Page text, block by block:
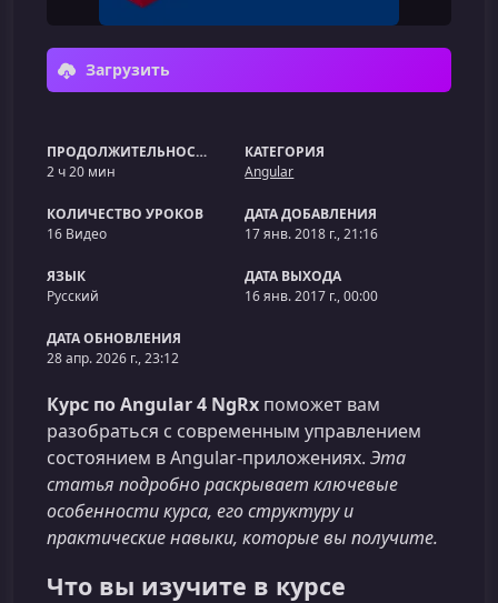
Загрузить
ПРОДОЛЖИТЕЛЬНОСТЬ
2 ч 20 мин
КАТЕГОРИЯ
Angular
КОЛИЧЕСТВО УРОКОВ
16 Видео
ДАТА ДОБАВЛЕНИЯ
17 янв. 2018 г., 21:16
ЯЗЫК
Русский
ДАТА ВЫХОДА
16 янв. 2017 г., 00:00
ДАТА ОБНОВЛЕНИЯ
28 апр. 2026 г., 23:12
Курс по Angular 4 NgRx поможет вам
разобраться с современным управлением
состоянием в Angular‑приложениях. Эта
статья подробно раскрывает ключевые
особенности курса, его структуру и
практические навыки, которые вы получите.
Что вы изучите в курсе